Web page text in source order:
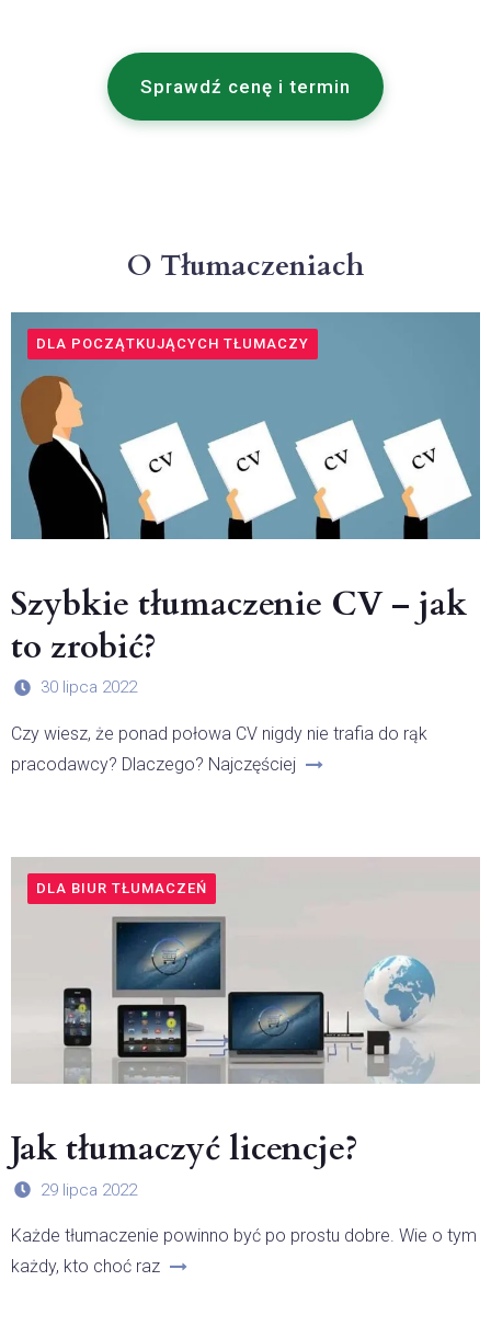
Sprawdź cenę i termin
O Tłumaczeniach
DLA POCZĄTKUJĄCYCH TŁUMACZY
Szybkie tłumaczenie CV – jak
to zrobić?
30 lipca 2022
Czy wiesz, że ponad połowa CV nigdy nie trafia do rąk
pracodawcy? Dlaczego? Najczęściej
DLA BIUR TŁUMACZEŃ
Jak tłumaczyć licencje?
29 lipca 2022
Każde tłumaczenie powinno być po prostu dobre. Wie o tym
każdy, kto choć raz